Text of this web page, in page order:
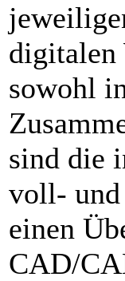
digitalen
sowohl
sind die
voll- und
einen
CAD/